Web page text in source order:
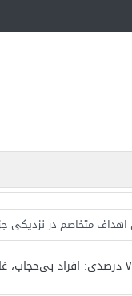
اهداف متخاصم در نزدیکی
نیست؛ خطر جنگ همچنان
سفر ژنرال منیر